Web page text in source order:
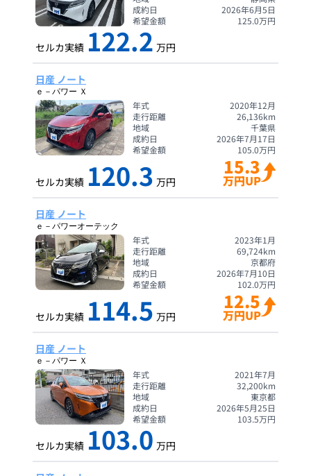
成約日
2026年6月5日
希望金額
125.0万円
セルカ実績 122.2 万円
日産 ノート
ｅ－パワー Ｘ
年式
2020年12月
走行距離
26,136km
地域
千葉県
成約日
2026年7月17日
希望金額
105.0万円
セルカ実績 120.3 万円
15.3
万円UP
日産 ノート
ｅ－パワーオーテック
年式
2023年1月
走行距離
69,724km
地域
京都府
成約日
2026年7月10日
希望金額
102.0万円
セルカ実績 114.5 万円
12.5
万円UP
日産 ノート
ｅ－パワー Ｘ
年式
2021年7月
走行距離
32,200km
地域
東京都
成約日
2026年5月25日
希望金額
103.5万円
セルカ実績 103.0 万円